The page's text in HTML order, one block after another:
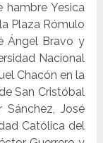
hambre Yesica
Plaza Rómulo
Ángel Bravo y
Nacional
Chacón en la
San Cristóbal
Sánchez, José
Católica del